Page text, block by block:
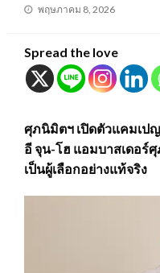
Posted
พฤษภาคม 8, 2026
Spread the love
ศุภนิมิตฯ เปิดตัวแคมเปญ
อี จุน-โฮ แอมบาสเดอร์
เป็นผู้เลือกอย่างแท้จริง